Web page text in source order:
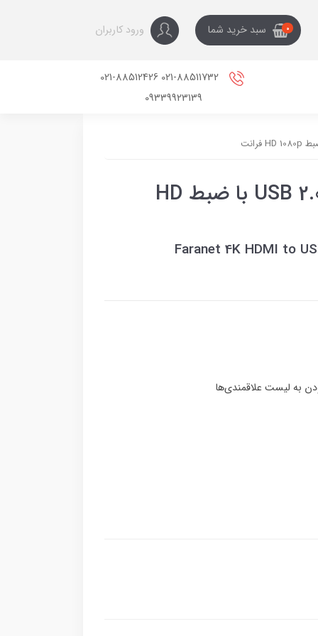
0 سبد خرید شما ورود کاربران
021-88511732 021-88512426
09339923139
دانگل کپچر HDMI 4K به USB 2.0 با ضبط HD
Faranet 4K HDMI to